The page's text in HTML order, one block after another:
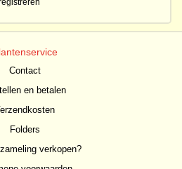
Contact
en betalen
Folders
verkopen?